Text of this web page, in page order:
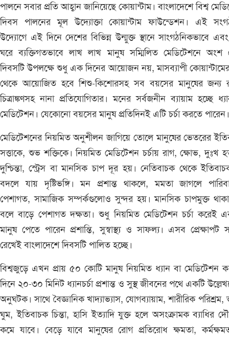
পালনে সবার প্রতি আহ্বান জানিয়েছে কোয়ান্টাম। বাংলাদেশে বিশ্ব
দিবস পালনের মূল উদ্যোক্তা কোয়ান্টাম ফাউন্ডেশন। এই
উদ্যোগে এই দিনে দেশের বিভিন্ন উন্মুক্ত স্থানে সাংগঠনিকভাবে
ঘরে ব্যক্তিগতভাবে লাখ লাখ মানুষ সম্মিলিত মেডিটেশনে অংশ
দিবসটি উপলক্ষে শুধু এক দিনের আয়োজন নয়, মাসব্যাপী
থেকে আয়োজিত হবে শিশু-কিশোরসহ সব বয়সের মানুষের জন্য
চিত্রাঙ্কণসহ নানা প্রতিযোগিতার। মনের সর্বজনীন ব্যায়াম হচ্ছে
মেডিটেশন। যেকোনো বয়সের মানুষ প্রতিদিনই এটি চর্চা করতে পারেন।
মেডিটেশনের নিয়মিত অনুশীলন জাগিয়ে তোলে মানুষের ভেতরের
সত্তাকে, শুভ শক্তিকে। নিয়মিত মেডিটেশন চর্চায় রাগ, ক্ষোভ, দুঃখ
দুশ্চিন্তা, স্ট্রেস বা মানসিক চাপ দূর হয়। নেতিবাচক থেকে
বদলে যায় দৃষ্টিভঙ্গি। মন প্রশান্ত থাকলে, মমতা জাগলে
পেশাগত, সামাজিক সম্পর্কগুলোও সুন্দর হয়। মানসিক চাপমুক্ত
বলে বাড়ে পেশাগত দক্ষতা। শুধু নিয়মিত মেডিটেশন চর্চা করেই
মানুষ পেতে পারেন প্রশান্তি, সুস্বাস্থ্য ও সাফল্য। এসব প্রেক্ষাপট
রেখেই বাংলাদেশে দিবসটি পালিত হচ্ছে।
বিশ্বজুড়ে এখন প্রায় ৫০ কোটি মানুষ নিয়মিত ধ্যান বা মেডিটেশন
দিনে ২০-৩০ মিনিট ধ্যানচর্চা প্রশান্ত ও সুস্থ জীবনের পথে একটি
অনুঘটক। সাথে বৈজ্ঞানিক খাদ্যাভ্যাস, যোগব্যায়াম, শারীরিক পরিশ্রম,
ঘুম, ইতিবাচক চিন্তা, হাসি ইত্যাদি যুক্ত হলে অসংক্রামক ব্যাধির
কমে যাবে। বেড়ে যাবে মানুষের রোগ প্রতিরোধ ক্ষমতা,